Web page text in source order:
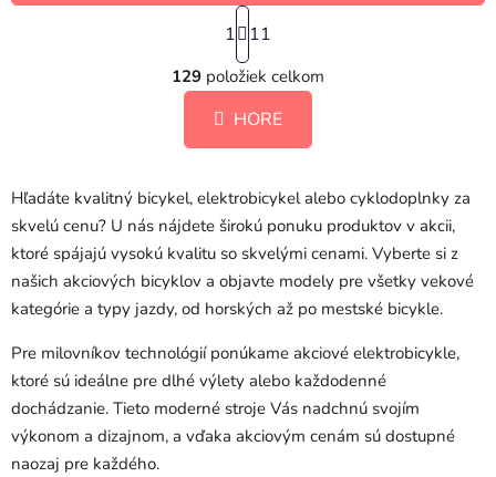
O
v
l
á
d
c
i
e
p
r
v
k
y
v
ý
p
S
t
r
á
n
k
n
i
e
1 11
129 položiek celkom
HORE
Hľadáte kvalitný bicykel, elektrobicykel alebo cyklodoplnky za
skvelú cenu? U nás nájdete širokú ponuku produktov v akcii,
ktoré spájajú vysokú kvalitu so skvelými cenami. Vyberte si z
našich akciových bicyklov a objavte modely pre všetky vekové
kategórie a typy jazdy, od horských až po mestské bicykle.
Pre milovníkov technológií ponúkame akciové elektrobicykle,
ktoré sú ideálne pre dlhé výlety alebo každodenné
dochádzanie. Tieto moderné stroje Vás nadchnú svojím
výkonom a dizajnom, a vďaka akciovým cenám sú dostupné
naozaj pre každého.